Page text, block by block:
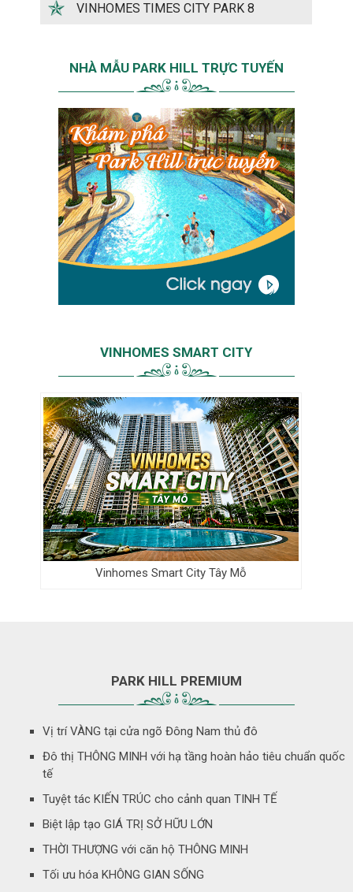
VINHOMES TIMES CITY PARK 8
NHÀ MẪU PARK HILL TRỰC TUYẾN
VINHOMES SMART CITY
Vinhomes Smart City Tây Mỗ
PARK HILL PREMIUM
Vị trí VÀNG tại cửa ngõ Đông Nam thủ đô
Đô thị THÔNG MINH với hạ tầng hoàn hảo tiêu chuẩn quốc
tế
Tuyệt tác KIẾN TRÚC cho cảnh quan TINH TẾ
Biệt lập tạo GIÁ TRỊ SỞ HỮU LỚN
THỜI THƯỢNG với căn hộ THÔNG MINH
Tối ưu hóa KHÔNG GIAN SỐNG